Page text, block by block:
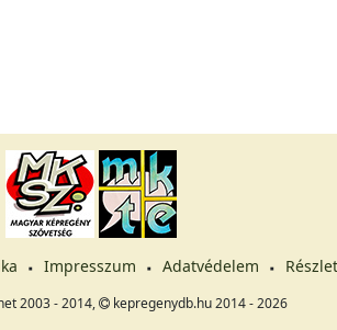
Impresszum Adatvédelem
2003 - 2014, kepregenydb.hu 2014 - 2026